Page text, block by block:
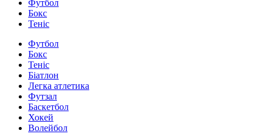
Футбол
Бокс
Теніс
Футбол
Бокс
Теніс
Біатлон
Легка атлетика
Футзал
Баскетбол
Хокей
Волейбол